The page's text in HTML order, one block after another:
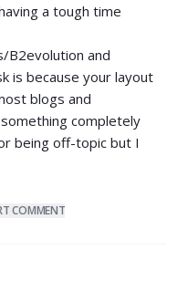
a tough time
B2evolution and
is because your layout
blogs and
completely
being off-topic but I
COMMENT